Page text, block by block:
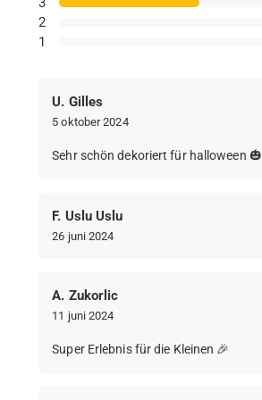
2
1
U. Gilles
5 oktober 2024
Sehr schön dekoriert für halloween 🎃
F. Uslu Uslu
26 juni 2024
A. Zukorlic
11 juni 2024
Super Erlebnis für die Kleinen 🎉